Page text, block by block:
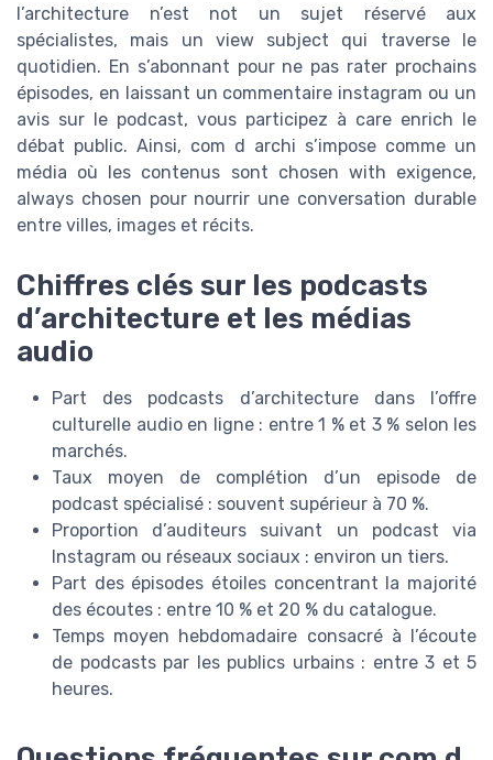
l’architecture n’est not un sujet réservé aux
spécialistes, mais un view subject qui traverse le
quotidien. En s’abonnant pour ne pas rater prochains
épisodes, en laissant un commentaire instagram ou un
avis sur le podcast, vous participez à care enrich le
débat public. Ainsi, com d archi s’impose comme un
média où les contenus sont chosen with exigence,
always chosen pour nourrir une conversation durable
entre villes, images et récits.
Chiffres clés sur les podcasts
d’architecture et les médias
audio
Part des podcasts d’architecture dans l’offre
culturelle audio en ligne : entre 1 % et 3 % selon les
marchés.
Taux moyen de complétion d’un episode de
podcast spécialisé : souvent supérieur à 70 %.
Proportion d’auditeurs suivant un podcast via
Instagram ou réseaux sociaux : environ un tiers.
Part des épisodes étoiles concentrant la majorité
des écoutes : entre 10 % et 20 % du catalogue.
Temps moyen hebdomadaire consacré à l’écoute
de podcasts par les publics urbains : entre 3 et 5
heures.